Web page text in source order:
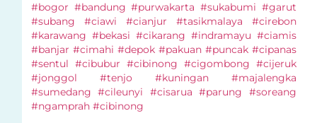
#bogor #bandung #purwakarta #sukabumi #garut
#subang #ciawi #cianjur #tasikmalaya #cirebon
#karawang #bekasi #cikarang #indramayu #ciamis
#banjar #cimahi #depok #pakuan #puncak #cipanas
#sentul #cibubur #cibinong #cigombong #cijeruk
#jonggol #tenjo #kuningan #majalengka
#sumedang #cileunyi #cisarua #parung #soreang
#ngamprah #cibinong